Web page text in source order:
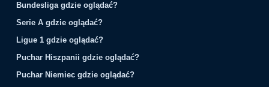
Bundesliga gdzie oglądać?
Serie A gdzie oglądać?
Ligue 1 gdzie oglądać?
Puchar Hiszpanii gdzie oglądać?
Puchar Niemiec gdzie oglądać?